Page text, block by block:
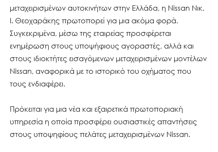
μεταχειρισμένων αυτοκινήτων στην Ελλάδα, η Nissan Νικ.
Ι. Θεοχαράκης πρωτοπορεί για μια ακόμα φορά.
Συγκεκριμένα, μέσω της εταιρείας προσφέρεται
ενημέρωση στους υποψήφιους αγοραστές, αλλά και
στους ιδιοκτήτες εισαγόμενων μεταχειρισμένων μοντέλων
Nissan, αναφορικά με το ιστορικό του οχήματος που
τους ενδιαφέρει.
Πρόκειται για μια νέα και εξαιρετικά πρωτοποριακή
υπηρεσία η οποία προσφέρει ουσιαστικές απαντήσεις
στους υποψηφίους πελάτες μεταχειρισμένων Nissan.